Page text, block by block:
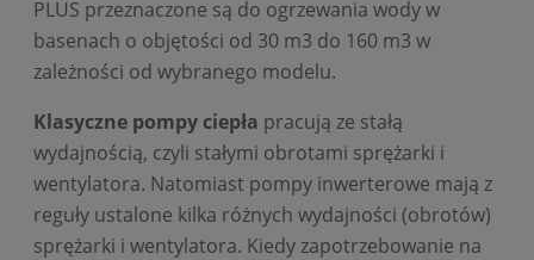
PLUS przeznaczone są do ogrzewania wody w
basenach o objętości od 30 m3 do 160 m3 w
zależności od wybranego modelu.
Klasyczne pompy ciepła pracują ze stałą
wydajnością, czyli stałymi obrotami sprężarki i
wentylatora. Natomiast pompy inwerterowe mają z
reguły ustalone kilka różnych wydajności (obrotów)
sprężarki i wentylatora. Kiedy zapotrzebowanie na